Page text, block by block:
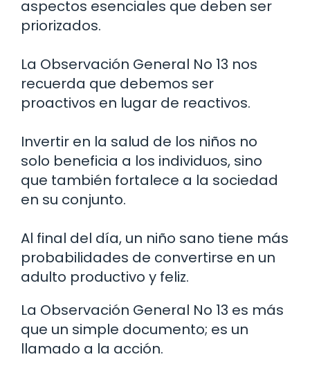
aspectos esenciales que deben ser
priorizados.
La Observación General No 13 nos
recuerda que debemos ser
proactivos en lugar de reactivos.
Invertir en la salud de los niños no
solo beneficia a los individuos, sino
que también fortalece a la sociedad
en su conjunto.
Al final del día, un niño sano tiene más
probabilidades de convertirse en un
adulto productivo y feliz.
La Observación General No 13 es más
que un simple documento; es un
llamado a la acción.